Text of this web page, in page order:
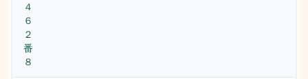
４
６
２
番
８